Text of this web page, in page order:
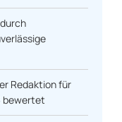
Redaktion für
bewertet